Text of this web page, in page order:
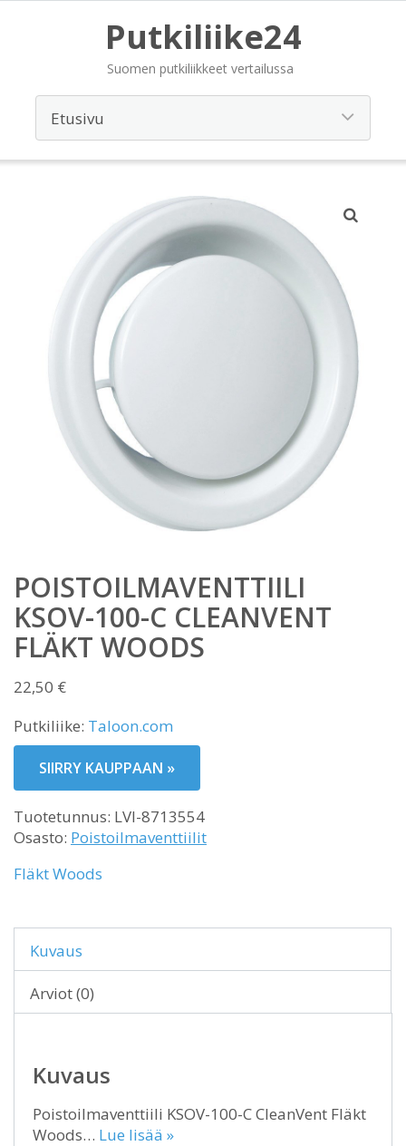
Putkiliike24
Suomen putkiliikkeet vertailussa
POISTOILMAVENTTIILI
KSOV-100-C CLEANVENT
FLÄKT WOODS
22,50 €
Putkiliike: Taloon.com
SIIRRY KAUPPAAN »
Tuotetunnus: LVI-8713554
Osasto: Poistoilmaventtiilit
Fläkt Woods
Kuvaus
Arviot (0)
Kuvaus
Poistoilmaventtiili KSOV-100-C CleanVent Fläkt
Woods… Lue lisää »